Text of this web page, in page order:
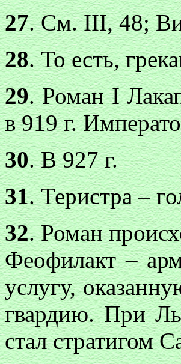
27. См. III, 48;
28. То есть,
29. Роман I
в 919 г.
30. В 927 г.
31. Теристра –
32. Роман
Феофилакт –
услугу,
гвардию. При
стал стратигом